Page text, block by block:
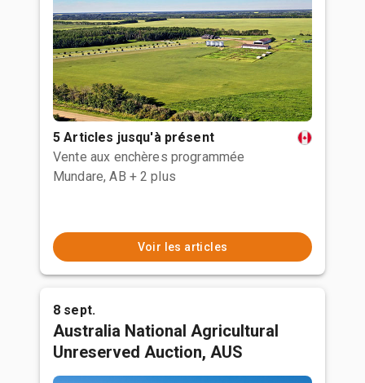
5 Articles jusqu'à présent
Vente aux enchères programmée
Mundare, AB + 2 plus
Voir les articles
8 sept.
Australia National Agricultural
Unreserved Auction, AUS